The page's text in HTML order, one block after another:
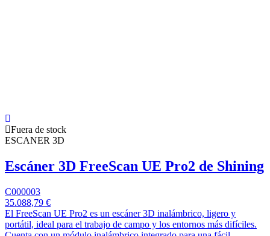
Fuera de stock
ESCANER 3D
Escáner 3D FreeScan UE Pro2 de Shining
C000003
35.088,79 €
El FreeScan UE Pro2 es un escáner 3D inalámbrico, ligero y
portátil, ideal para el trabajo de campo y los entornos más difíciles.